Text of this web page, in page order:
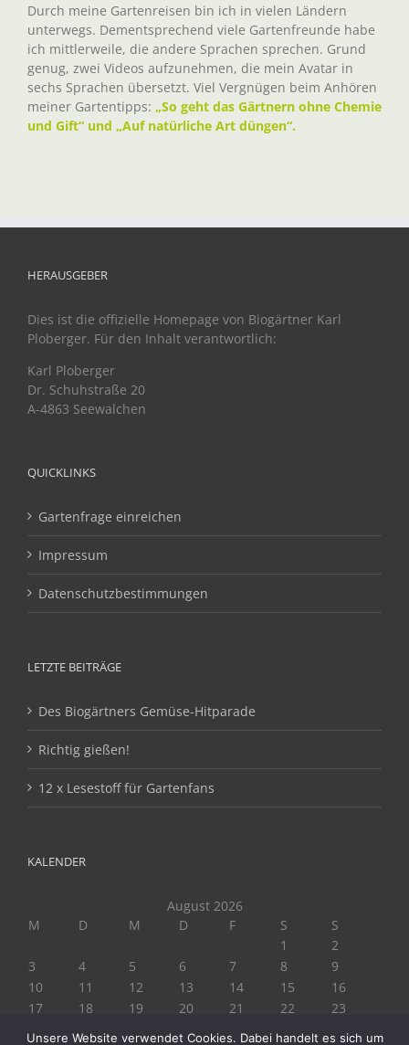
Durch meine Gartenreisen bin ich in vielen Ländern
unterwegs. Dementsprechend viele Gartenfreunde habe
ich mittlerweile, die andere Sprachen sprechen. Grund
genug, zwei Videos aufzunehmen, die mein Avatar in
sechs Sprachen übersetzt. Viel Vergnügen beim Anhören
meiner Gartentipps: „So geht das Gärtnern ohne Chemie
und Gift“ und „Auf natürliche Art düngen“.
HERAUSGEBER
Dies ist die offizielle Homepage von Biogärtner Karl
Ploberger. Für den Inhalt verantwortlich:
Karl Ploberger
Dr. Schuhstraße 20
A-4863 Seewalchen
QUICKLINKS
Gartenfrage einreichen
Impressum
Datenschutzbestimmungen
LETZTE BEITRÄGE
Des Biogärtners Gemüse-Hitparade
Richtig gießen!
12 x Lesestoff für Gartenfans
KALENDER
August 2026
M
D M D F S
S
1
2
3
4 5 6 7 8
9
10
11 12 13 14 15
16
17
18 19 20 21 22
23
Unsere Website verwendet Cookies. Dabei handelt es sich um